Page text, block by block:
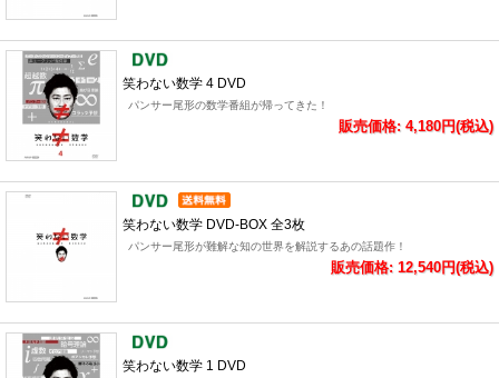
笑わない数学 4 DVD
パンサー尾形の数学番組が帰ってきた！
販売価格: 4,180円(税込)
笑わない数学 DVD-BOX 全3枚
パンサー尾形が難解な知の世界を解説するあの話題作！
販売価格: 12,540円(税込)
笑わない数学 1 DVD